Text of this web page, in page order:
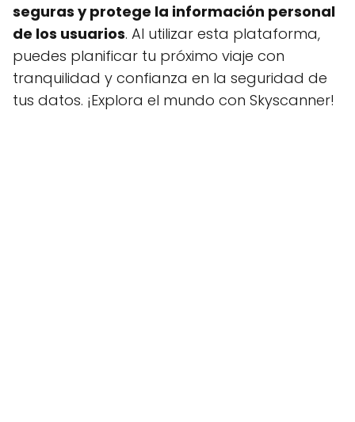
seguras y protege la información personal
de los usuarios. Al utilizar esta plataforma,
puedes planificar tu próximo viaje con
tranquilidad y confianza en la seguridad de
tus datos. ¡Explora el mundo con Skyscanner!